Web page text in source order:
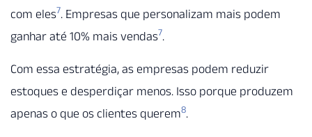
com eles7. Empresas que personalizam mais podem
ganhar até 10% mais vendas7.
Com essa estratégia, as empresas podem reduzir
estoques e desperdiçar menos. Isso porque produzem
apenas o que os clientes querem8.